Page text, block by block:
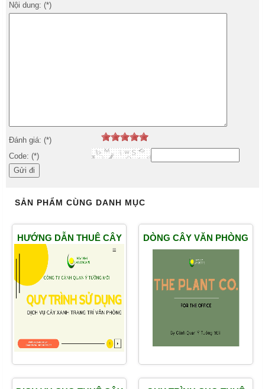
Nội dung: (*)
Đánh giá: (*)
Code: (*)
SẢN PHẨM CÙNG DANH MỤC
HƯỚNG DẪN THUÊ CÂY
CẢNH VĂN PHÒNG ĐƠN
DÒNG CÂY VĂN PHÒNG
ĐẸP